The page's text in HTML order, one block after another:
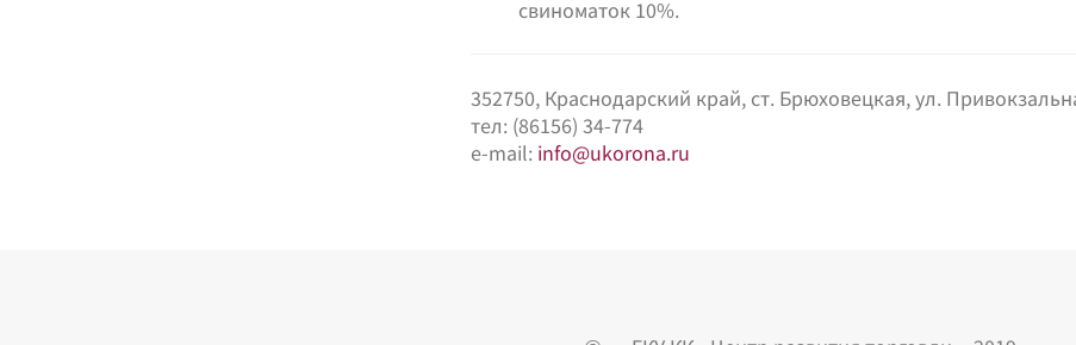
свиноматок 10%.
352750, Краснодарский край, ст. Брюховецкая, ул.
тел: (86156) 34-774
e-mail: info@ukorona.ru